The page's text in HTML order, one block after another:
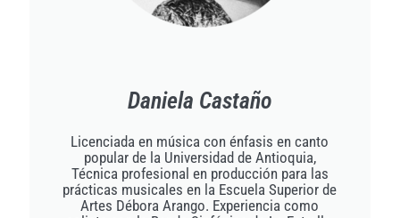
Daniela Castaño
Licenciada en música con énfasis en canto
popular de la Universidad de Antioquia,
Técnica profesional en producción para las
prácticas musicales en la Escuela Superior de
Artes Débora Arango. Experiencia como